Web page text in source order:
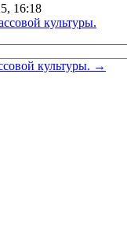
16:18
культуры.
культуры. →